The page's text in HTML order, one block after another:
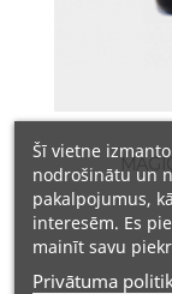
Šī vietne
nodrošinātu un
pakalpojumus,
interesēm. Es
mainīt savu
Privātuma